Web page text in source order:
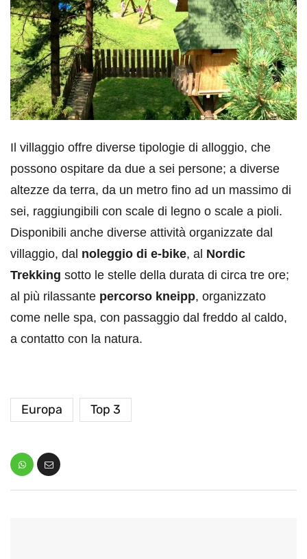
Il villaggio offre diverse tipologie di alloggio, che
possono ospitare da due a sei persone; a diverse
altezze da terra, da un metro fino ad un massimo di
sei, raggiungibili con scale di legno o scale a pioli.
Disponibili anche diverse attività organizzate dal
villaggio, dal noleggio di e-bike, al Nordic
Trekking sotto le stelle della durata di circa tre ore;
al più rilassante percorso kneipp, organizzato
come nelle spa, con passaggio dal freddo al caldo,
a contatto con la natura.
Europa Top 3